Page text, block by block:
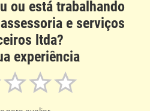
ou está trabalhando
e serviços
ltda?
experiência